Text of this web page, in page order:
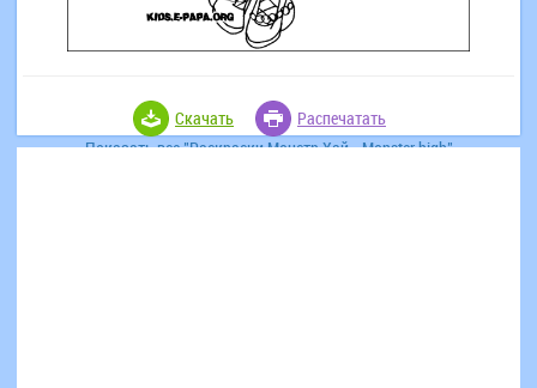
Скачать
Распечатать
Показать все "Раскраски Монстр Хай - Monster high"